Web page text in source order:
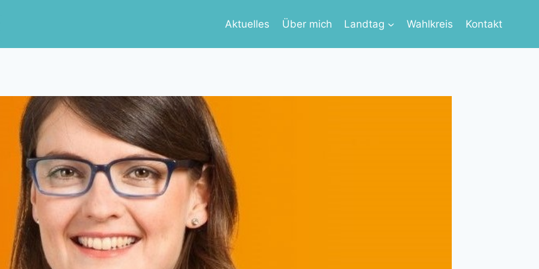
Aktuelles Über mich Landtag Wahlkreis Kontakt